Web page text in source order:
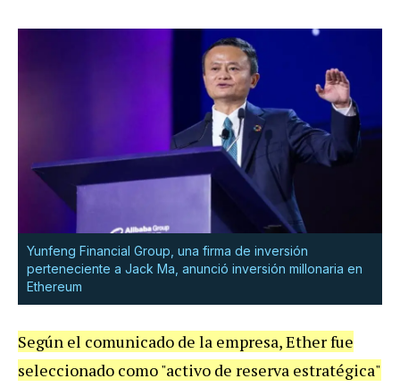
Yunfeng Financial Group, una firma de inversión
perteneciente a Jack Ma, anunció inversión millonaria en
Ethereum
Según el comunicado de la empresa, Ether fue
seleccionado como "activo de reserva estratégica"